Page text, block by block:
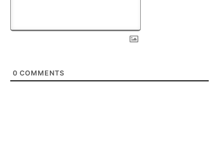
0 COMMENTS